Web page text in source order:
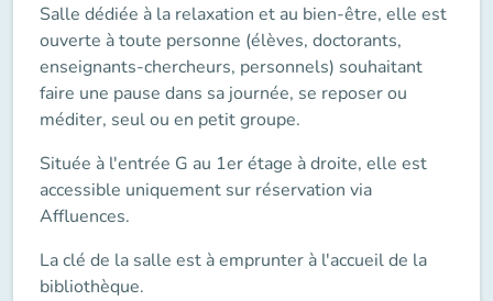
Salle dédiée à la relaxation et au bien-être, elle est
ouverte à toute personne (élèves, doctorants,
enseignants-chercheurs, personnels) souhaitant
faire une pause dans sa journée, se reposer ou
méditer, seul ou en petit groupe.
Située à l'entrée G au 1er étage à droite, elle est
accessible uniquement sur réservation via
Affluences.
La clé de la salle est àemprunter à l'accueil de la
bibliothèque.